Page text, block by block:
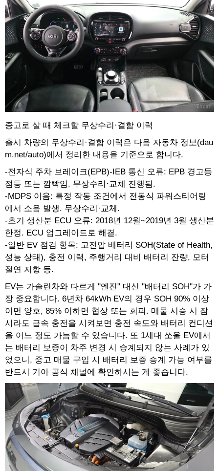
중고로 살 때 체크할 무상수리·결함 이력
출시 차량의 무상수리·결함 이력은 다음 자동차 정보(dau
m.net/auto)에서 정리한 내용을 기준으로 합니다.
-전자식 주차 브레이크(EPB)-IEB 통신 오류: EPB 경고등
점등 또는 깜빡임. 무상수리·교체 진행됨.
-MDPS 이음: 특정 작동 조건에서 전동식 파워스티어링
에서 소음 발생. 무상수리·교체.
-초기 생산분 ECU 오류: 2018년 12월~2019년 3월 생산분
한정. ECU 업그레이드로 해결.
-일반 EV 점검 항목: 고전압 배터리 SOH(State of Health,
성능 상태), 충전 이력, 주행거리 대비 배터리 잔량, 모터
절연 저항 등.
EV는 가솔린차와 다르게 "엔진" 대신 "배터리 SOH"가 가
장 중요합니다. 6년차 64kWh EV의 경우 SOH 90% 이상
이면 양호, 85% 이하면 협상 또는 회피. 매물 시승 시 잠
시라도 급속 충전을 시켜보면 충전 속도와 배터리 컨디션
을 어느 정도 가늠할 수 있습니다. 또 1세대 쏘울 EV에서
는 배터리 보증이 차주 변경 시 승계되지 않는 사례가 있
었으니, 중고 매물 구입 시 배터리 보증 승계 가능 여부를
반드시 기아 공식 채널에 확인하시는 게 좋습니다.